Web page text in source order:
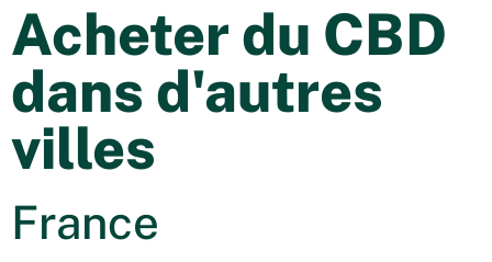
Acheter du CBD
dans d'autres
villes
France